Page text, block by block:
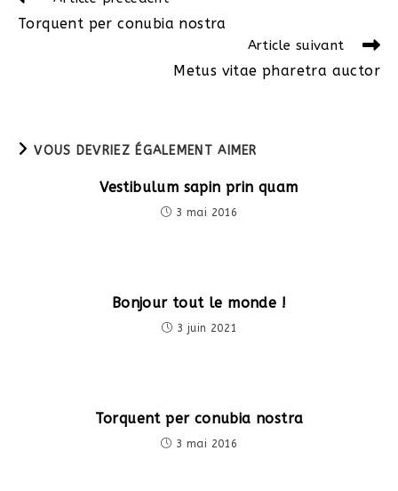
articles
Torquent per conubia nostra
Article suivant
Metus vitae pharetra auctor
VOUS DEVRIEZ ÉGALEMENT AIMER
Vestibulum sapin prin quam
3 mai 2016
Bonjour tout le monde !
3 juin 2021
Torquent per conubia nostra
3 mai 2016